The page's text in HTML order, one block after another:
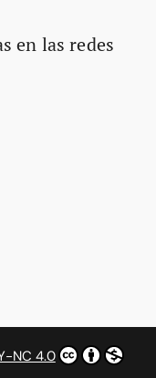
en las redes
NC 4.0